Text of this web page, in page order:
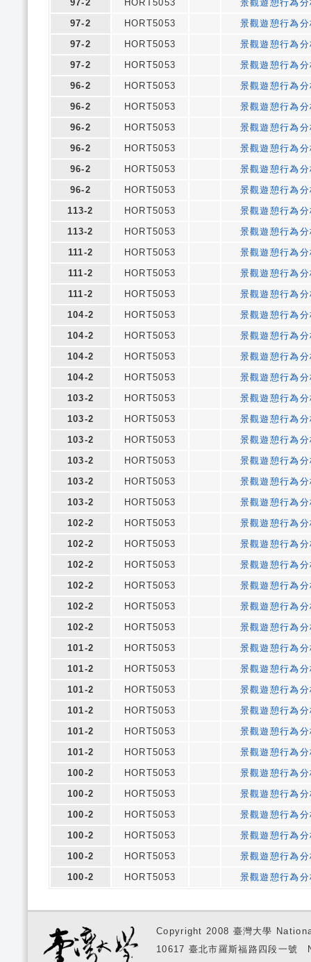
97-2
HORT5053
景觀遊憩行為
97-2
HORT5053
景觀遊憩行為
97-2
HORT5053
景觀遊憩行為
97-2
HORT5053
景觀遊憩行為
96-2
HORT5053
景觀遊憩行為
96-2
HORT5053
景觀遊憩行為
96-2
HORT5053
景觀遊憩行為
96-2
HORT5053
景觀遊憩行為
96-2
HORT5053
景觀遊憩行為
96-2
HORT5053
景觀遊憩行為
113-2
HORT5053
景觀遊憩行為
113-2
HORT5053
景觀遊憩行為
111-2
HORT5053
景觀遊憩行為
111-2
HORT5053
景觀遊憩行為
111-2
HORT5053
景觀遊憩行為
104-2
HORT5053
景觀遊憩行為
104-2
HORT5053
景觀遊憩行為
104-2
HORT5053
景觀遊憩行為
104-2
HORT5053
景觀遊憩行為
103-2
HORT5053
景觀遊憩行為
103-2
HORT5053
景觀遊憩行為
103-2
HORT5053
景觀遊憩行為
103-2
HORT5053
景觀遊憩行為
103-2
HORT5053
景觀遊憩行為
103-2
HORT5053
景觀遊憩行為
102-2
HORT5053
景觀遊憩行為
102-2
HORT5053
景觀遊憩行為
102-2
HORT5053
景觀遊憩行為
102-2
HORT5053
景觀遊憩行為
102-2
HORT5053
景觀遊憩行為
102-2
HORT5053
景觀遊憩行為
101-2
HORT5053
景觀遊憩行為
101-2
HORT5053
景觀遊憩行為
101-2
HORT5053
景觀遊憩行為
101-2
HORT5053
景觀遊憩行為
101-2
HORT5053
景觀遊憩行為
101-2
HORT5053
景觀遊憩行為
100-2
HORT5053
景觀遊憩行為
100-2
HORT5053
景觀遊憩行為
100-2
HORT5053
景觀遊憩行為
100-2
HORT5053
景觀遊憩行為
100-2
HORT5053
景觀遊憩行為
100-2
HORT5053 景觀遊憩行為
Copyright 2008 臺灣大學
10617 臺北市羅斯福路四段一